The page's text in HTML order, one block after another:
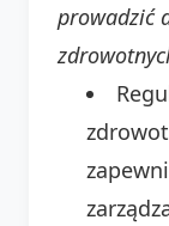
prowadzić